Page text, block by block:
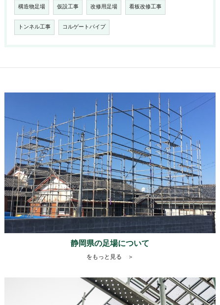
構造物足場 仮設工事 改修用足場 看板改修工事
トンネル工事 コルゲートパイプ
静岡県の足場について
をもっと見る ＞